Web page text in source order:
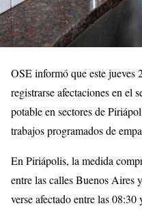
OSE informó que este
registrarse afectaciones en el
potable en sectores de
trabajos programados de
En Piriápolis, la medida
entre las calles Buenos Aires
verse afectado entre las